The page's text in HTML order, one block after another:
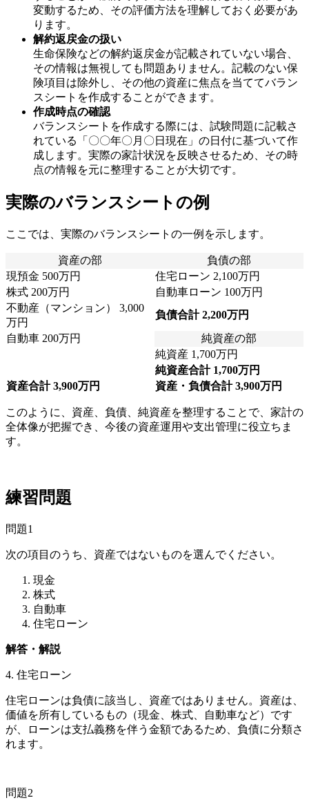
変動するため、その評価方法を理解しておく必要があ
ります。
解約返戻金の扱い
生命保険などの解約返戻金が記載されていない場合、
その情報は無視しても問題ありません。記載のない保
険項目は除外し、その他の資産に焦点を当ててバラン
スシートを作成することができます。
作成時点の確認
バランスシートを作成する際には、試験問題に記載さ
れている「〇〇年〇月〇日現在」の日付に基づいて作
成します。実際の家計状況を反映させるため、その時
点の情報を元に整理することが大切です。
実際のバランスシートの例
ここでは、実際のバランスシートの一例を示します。
資産の部
負債の部
現預金 500万円
住宅ローン 2,100万円
株式 200万円
自動車ローン 100万円
不動産（マンション） 3,000
万円
負債合計 2,200万円
自動車 200万円
純資産の部
純資産 1,700万円
純資産合計 1,700万円
資産合計 3,900万円
資産・負債合計 3,900万円
このように、資産、負債、純資産を整理することで、家計の
全体像が把握でき、今後の資産運用や支出管理に役立ちま
す。
練習問題
問題1
次の項目のうち、資産ではないものを選んでください。
現金
株式
自動車
住宅ローン
解答・解説
4. 住宅ローン
住宅ローンは負債に該当し、資産ではありません。資産は、
価値を所有しているもの（現金、株式、自動車など）です
が、ローンは支払義務を伴う金額であるため、負債に分類さ
れます。
問題2